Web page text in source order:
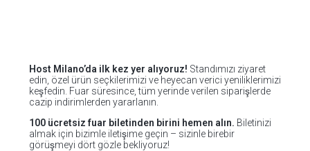
Host Milano’da ilk kez yer alıyoruz! Standımızı ziyaret
edin, özel ürün seçkilerimizi ve heyecan verici yeniliklerimizi
keşfedin. Fuar süresince, tüm yerinde verilen siparişlerde
cazip indirimlerden yararlanın.
100 ücretsiz fuar biletinden birini hemen alın. Biletinizi
almak için bizimle iletişime geçin – sizinle birebir
görüşmeyi dört gözle bekliyoruz!